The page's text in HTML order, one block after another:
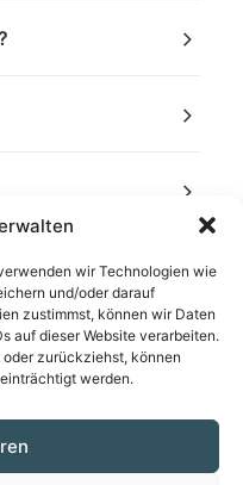
wir Technologien wie
und/oder darauf
zustimmst, können wir Daten
auf dieser Website verarbeiten.
zurückziehst, können
werden.